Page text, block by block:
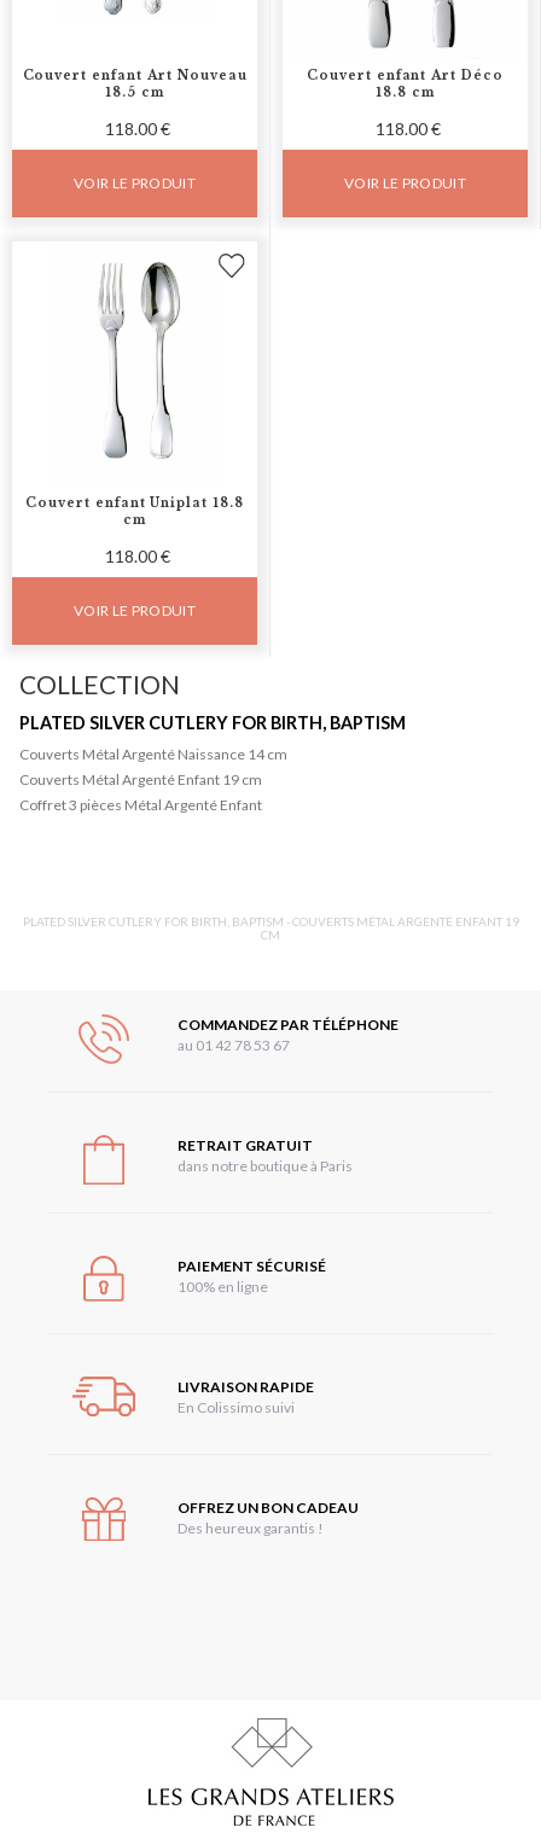
Couvert enfant Art Nouveau
18.5 cm
118.00 €
VOIR LE PRODUIT
Couvert enfant Art Déco
18.8 cm
118.00 €
VOIR LE PRODUIT
Couvert enfant Uniplat 18.8
cm
118.00 €
VOIR LE PRODUIT
COLLECTION
PLATED SILVER CUTLERY FOR BIRTH, BAPTISM
Couverts Métal Argenté Naissance 14 cm
Couverts Métal Argenté Enfant 19 cm
Coffret 3 pièces Métal Argenté Enfant
PLATED SILVER CUTLERY FOR BIRTH, BAPTISM - COUVERTS MÉTAL ARGENTÉ ENFANT 19
CM
COMMANDEZ PAR TÉLÉPHONE
au 01 42 78 53 67
RETRAIT GRATUIT
dans notre boutique à Paris
PAIEMENT SÉCURISÉ
100% en ligne
LIVRAISON RAPIDE
En Colissimo suivi
OFFREZ UN BON CADEAU
Des heureux garantis !